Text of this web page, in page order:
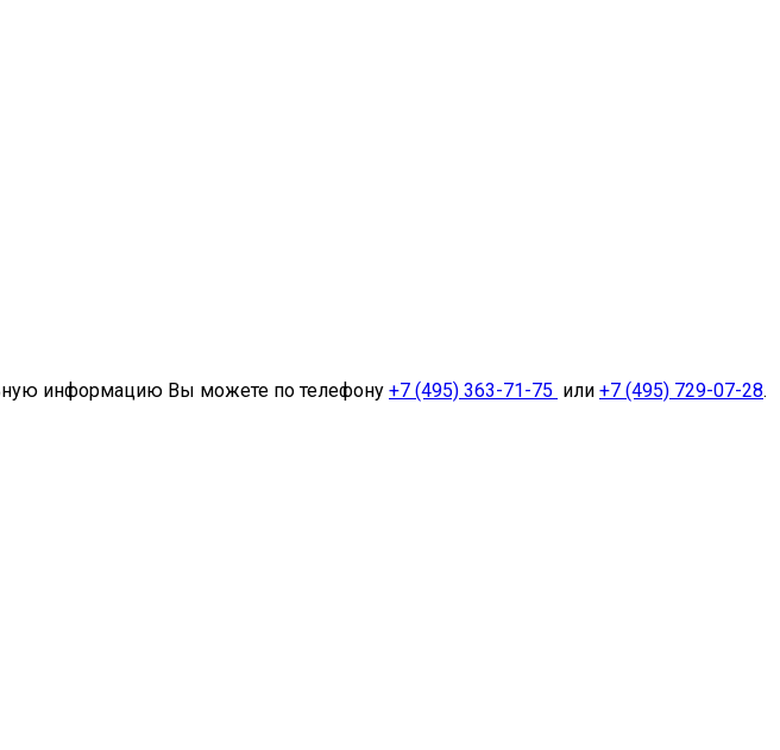
информацию Вы можете по телефону +7 (495) 363-71-75 или +7 (495) 729-07-28.